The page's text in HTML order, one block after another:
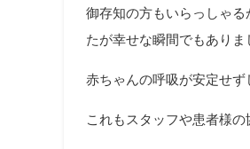
御存知の方もいらっしゃ
たが幸せな瞬間でもありま
赤ちゃんの呼吸が安定せず
これもスタッフや患者様